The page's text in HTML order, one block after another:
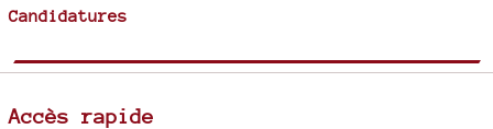
Candidatures
Accès rapide